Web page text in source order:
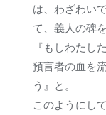
は、わざわい
て、義人の碑
『もしわたし
預言者の血を
う』と。
このようにし